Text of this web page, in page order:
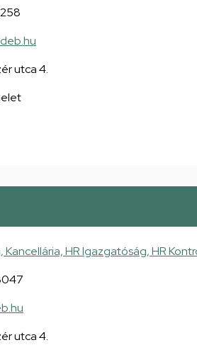
utca 4.
HR Igazgatóság, HR
utca 4.